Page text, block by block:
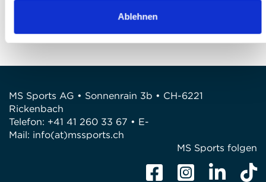
Ablehnen
MS Sports AG • Sonnenrain 3b • CH-6221
Rickenbach
Telefon: +41 41 260 33 67 • E-
Mail: info(at)mssports.ch
MS Sports folgen